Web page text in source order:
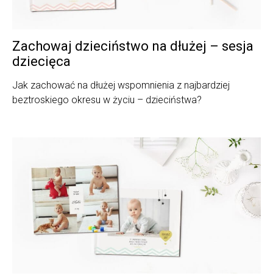
Zachowaj dzieciństwo na dłużej – sesja
dziecięca
Jak zachować na dłużej wspomnienia z najbardziej
beztroskiego okresu w życiu – dzieciństwa?